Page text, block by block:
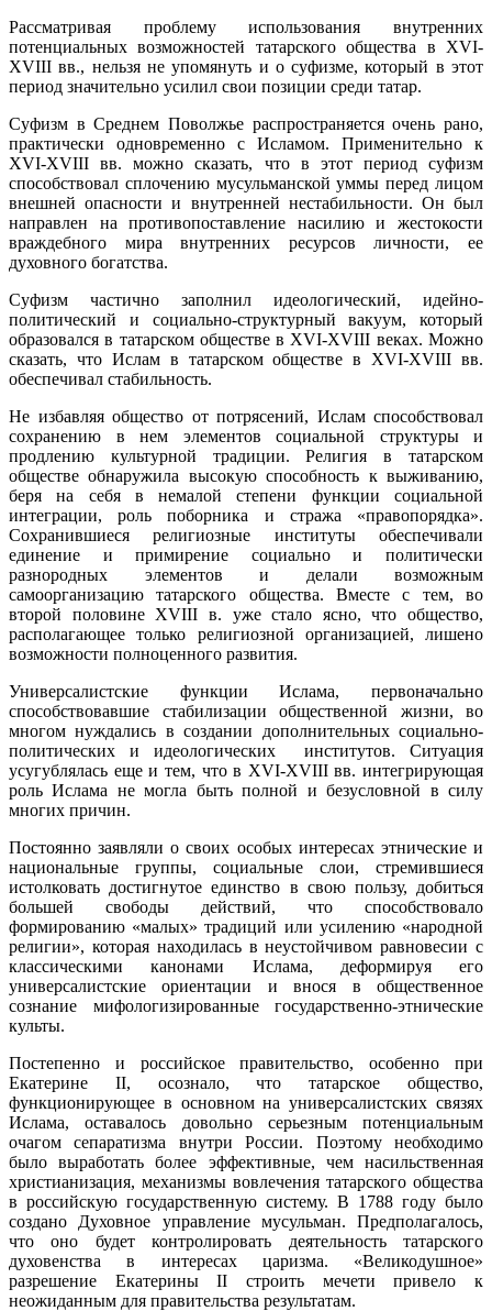
Рассматривая проблему использования внутренних
потенциальных возможностей татарского общества в XVI-
XVIII вв., нельзя не упомянуть и о суфизме, который в этот
период значительно усилил свои позиции среди татар.
Суфизм в Среднем Поволжье распространяется очень рано,
практически одновременно с Исламом. Применительно к
XVI-XVIII вв. можно сказать, что в этот период суфизм
способствовал сплочению мусульманской уммы перед лицом
внешней опасности и внутренней нестабильности. Он был
направлен на противопоставление насилию и жестокости
враждебного мира внутренних ресурсов личности, ее
духовного богатства.
Суфизм частично заполнил идеологический, идейно-
политический и социально-структурный вакуум, который
образовался в татарском обществе в XVI-XVIII веках. Можно
сказать, что Ислам в татарском обществе в XVI-XVIII вв.
обеспечивал стабильность.
Не избавляя общество от потрясений, Ислам способствовал
сохранению в нем элементов социальной структуры и
продлению культурной традиции. Религия в татарском
обществе обнаружила высокую способность к выживанию,
беря на себя в немалой степени функции социальной
интеграции, роль поборника и стража «правопорядка».
Сохранившиеся религиозные институты обеспечивали
единение и примирение социально и политически
разнородных элементов и делали возможным
самоорганизацию татарского общества. Вместе с тем, во
второй половине XVIII в. уже стало ясно, что общество,
располагающее только религиозной организацией, лишено
возможности полноценного развития.
Универсалистские функции Ислама, первоначально
способствовавшие стабилизации общественной жизни, во
многом нуждались в создании дополнительных социально-
политических и идеологических институтов. Ситуация
усугублялась еще и тем, что в XVI-XVIII вв. интегрирующая
роль Ислама не могла быть полной и безусловной в силу
многих причин.
Постоянно заявляли о своих особых интересах этнические и
национальные группы, социальные слои, стремившиеся
истолковать достигнутое единство в свою пользу, добиться
большей свободы действий, что способствовало
формированию «малых» традиций или усилению «народной
религии», которая находилась в неустойчивом равновесии с
классическими канонами Ислама, деформируя его
универсалистские ориентации и внося в общественное
сознание мифологизированные государственно-этнические
культы.
Постепенно и российское правительство, особенно при
Екатерине II, осознало, что татарское общество,
функционирующее в основном на универсалистских связях
Ислама, оставалось довольно серьезным потенциальным
очагом сепаратизма внутри России. Поэтому необходимо
было выработать более эффективные, чем насильственная
христианизация, механизмы вовлечения татарского общества
в российскую государственную систему. В 1788 году было
создано Духовное управление мусульман. Предполагалось,
что оно будет контролировать деятельность татарского
духовенства в интересах царизма. «Великодушное»
разрешение Екатерины II строить мечети привело к
неожиданным для правительства результатам.